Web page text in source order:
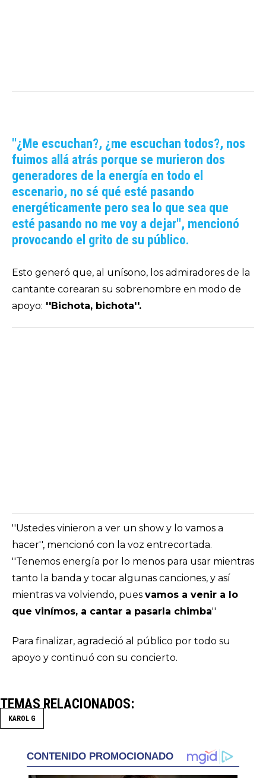
''¿Me escuchan?, ¿me escuchan todos?, nos
fuimos allá atrás porque se murieron dos
generadores de la energía en todo el
escenario, no sé qué esté pasando
energéticamente pero sea lo que sea que
esté pasando no me voy a dejar'', mencionó
provocando el grito de su público.
Esto generó que, al unísono, los admiradores de la
cantante corearan su sobrenombre en modo de
apoyo: ''Bichota, bichota''.
''Ustedes vinieron a ver un show y lo vamos a
hacer'', mencionó con la voz entrecortada.
''Tenemos energía por lo menos para usar mientras
tanto la banda y tocar algunas canciones, y así
mientras va volviendo, pues vamos a venir a lo
que vinímos, a cantar a pasarla chimba''
Para finalizar, agradeció al público por todo su
apoyo y continuó con su concierto.
TEMAS RELACIONADOS
KAROL G